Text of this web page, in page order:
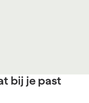
bij je past